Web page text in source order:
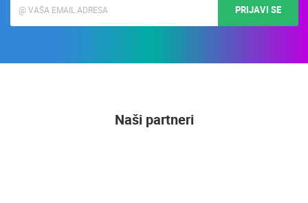
PRIJAVI SE
Naši partneri